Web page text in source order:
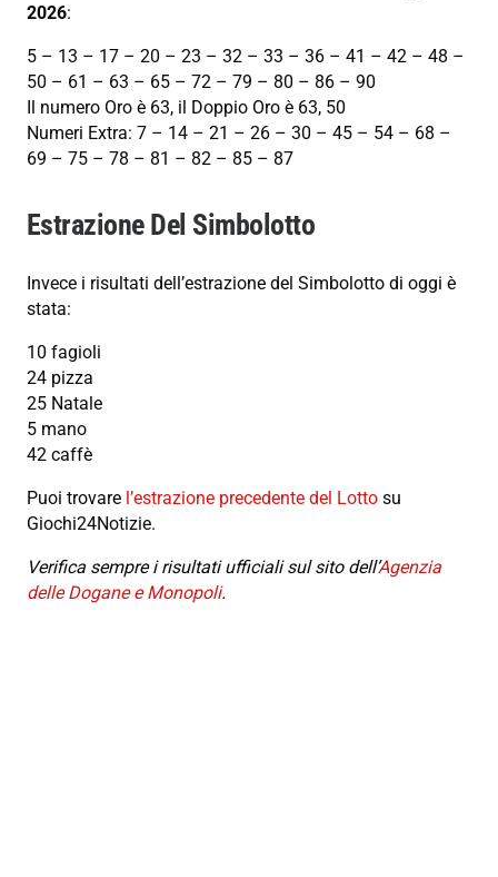
2026:
5 – 13 – 17 – 20 – 23 – 32 – 33 – 36 – 41 – 42 – 48 –
50 – 61 – 63 – 65 – 72 – 79 – 80 – 86 – 90
Il numero Oro è 63, il Doppio Oro è 63, 50
Numeri Extra: 7 – 14 – 21 – 26 – 30 – 45 – 54 – 68 –
69 – 75 – 78 – 81 – 82 – 85 – 87
Estrazione Del Simbolotto
Invece i risultati dell’estrazione del Simbolotto di oggi è
stata:
10 fagioli
24 pizza
25 Natale
5 mano
42 caffè
Puoi trovare l’estrazione precedente del Lotto su
Giochi24Notizie.
Verifica sempre i risultati ufficiali sul sito dell’Agenzia
delle Dogane e Monopoli.